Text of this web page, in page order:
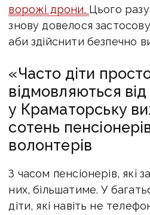
ворожі дрони. Цього
знову довелося
аби здійснити безпечно
«Часто діти
відмовляються від
у Краматорську
сотень
волонтерів
З часом пенсіонерів, які
них, більшатиме. У
діти, які навіть не